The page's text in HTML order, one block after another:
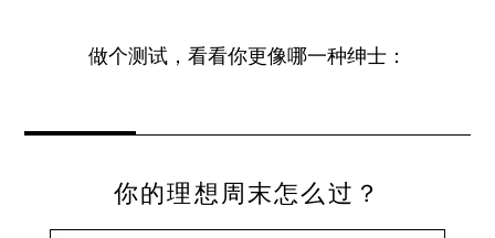
做个测试，看看你更像哪一种绅士：
你的理想周末怎么过？